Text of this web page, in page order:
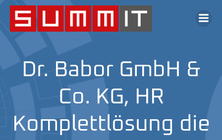
Dr. Babor GmbH &
Co. KG, HR
Komplettlösung die